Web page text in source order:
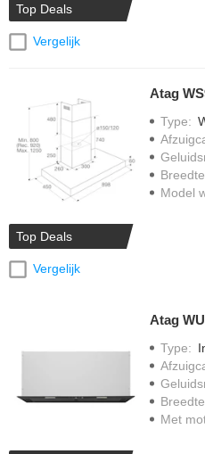
Top Deals
Vergelijk
Top Deals
Vergelijk
Atag
Type:
Breedte
Model
Atag
Type:
Breedte
Met